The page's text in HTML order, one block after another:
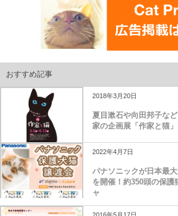
おすすめ記事
2018年3月20日
夏目漱石や向田邦子な
家の企画展「作家と猫」
2022年4月7日
パナソニックが日本最
を開催！約350頭の保護
ャ
2016年5月17日